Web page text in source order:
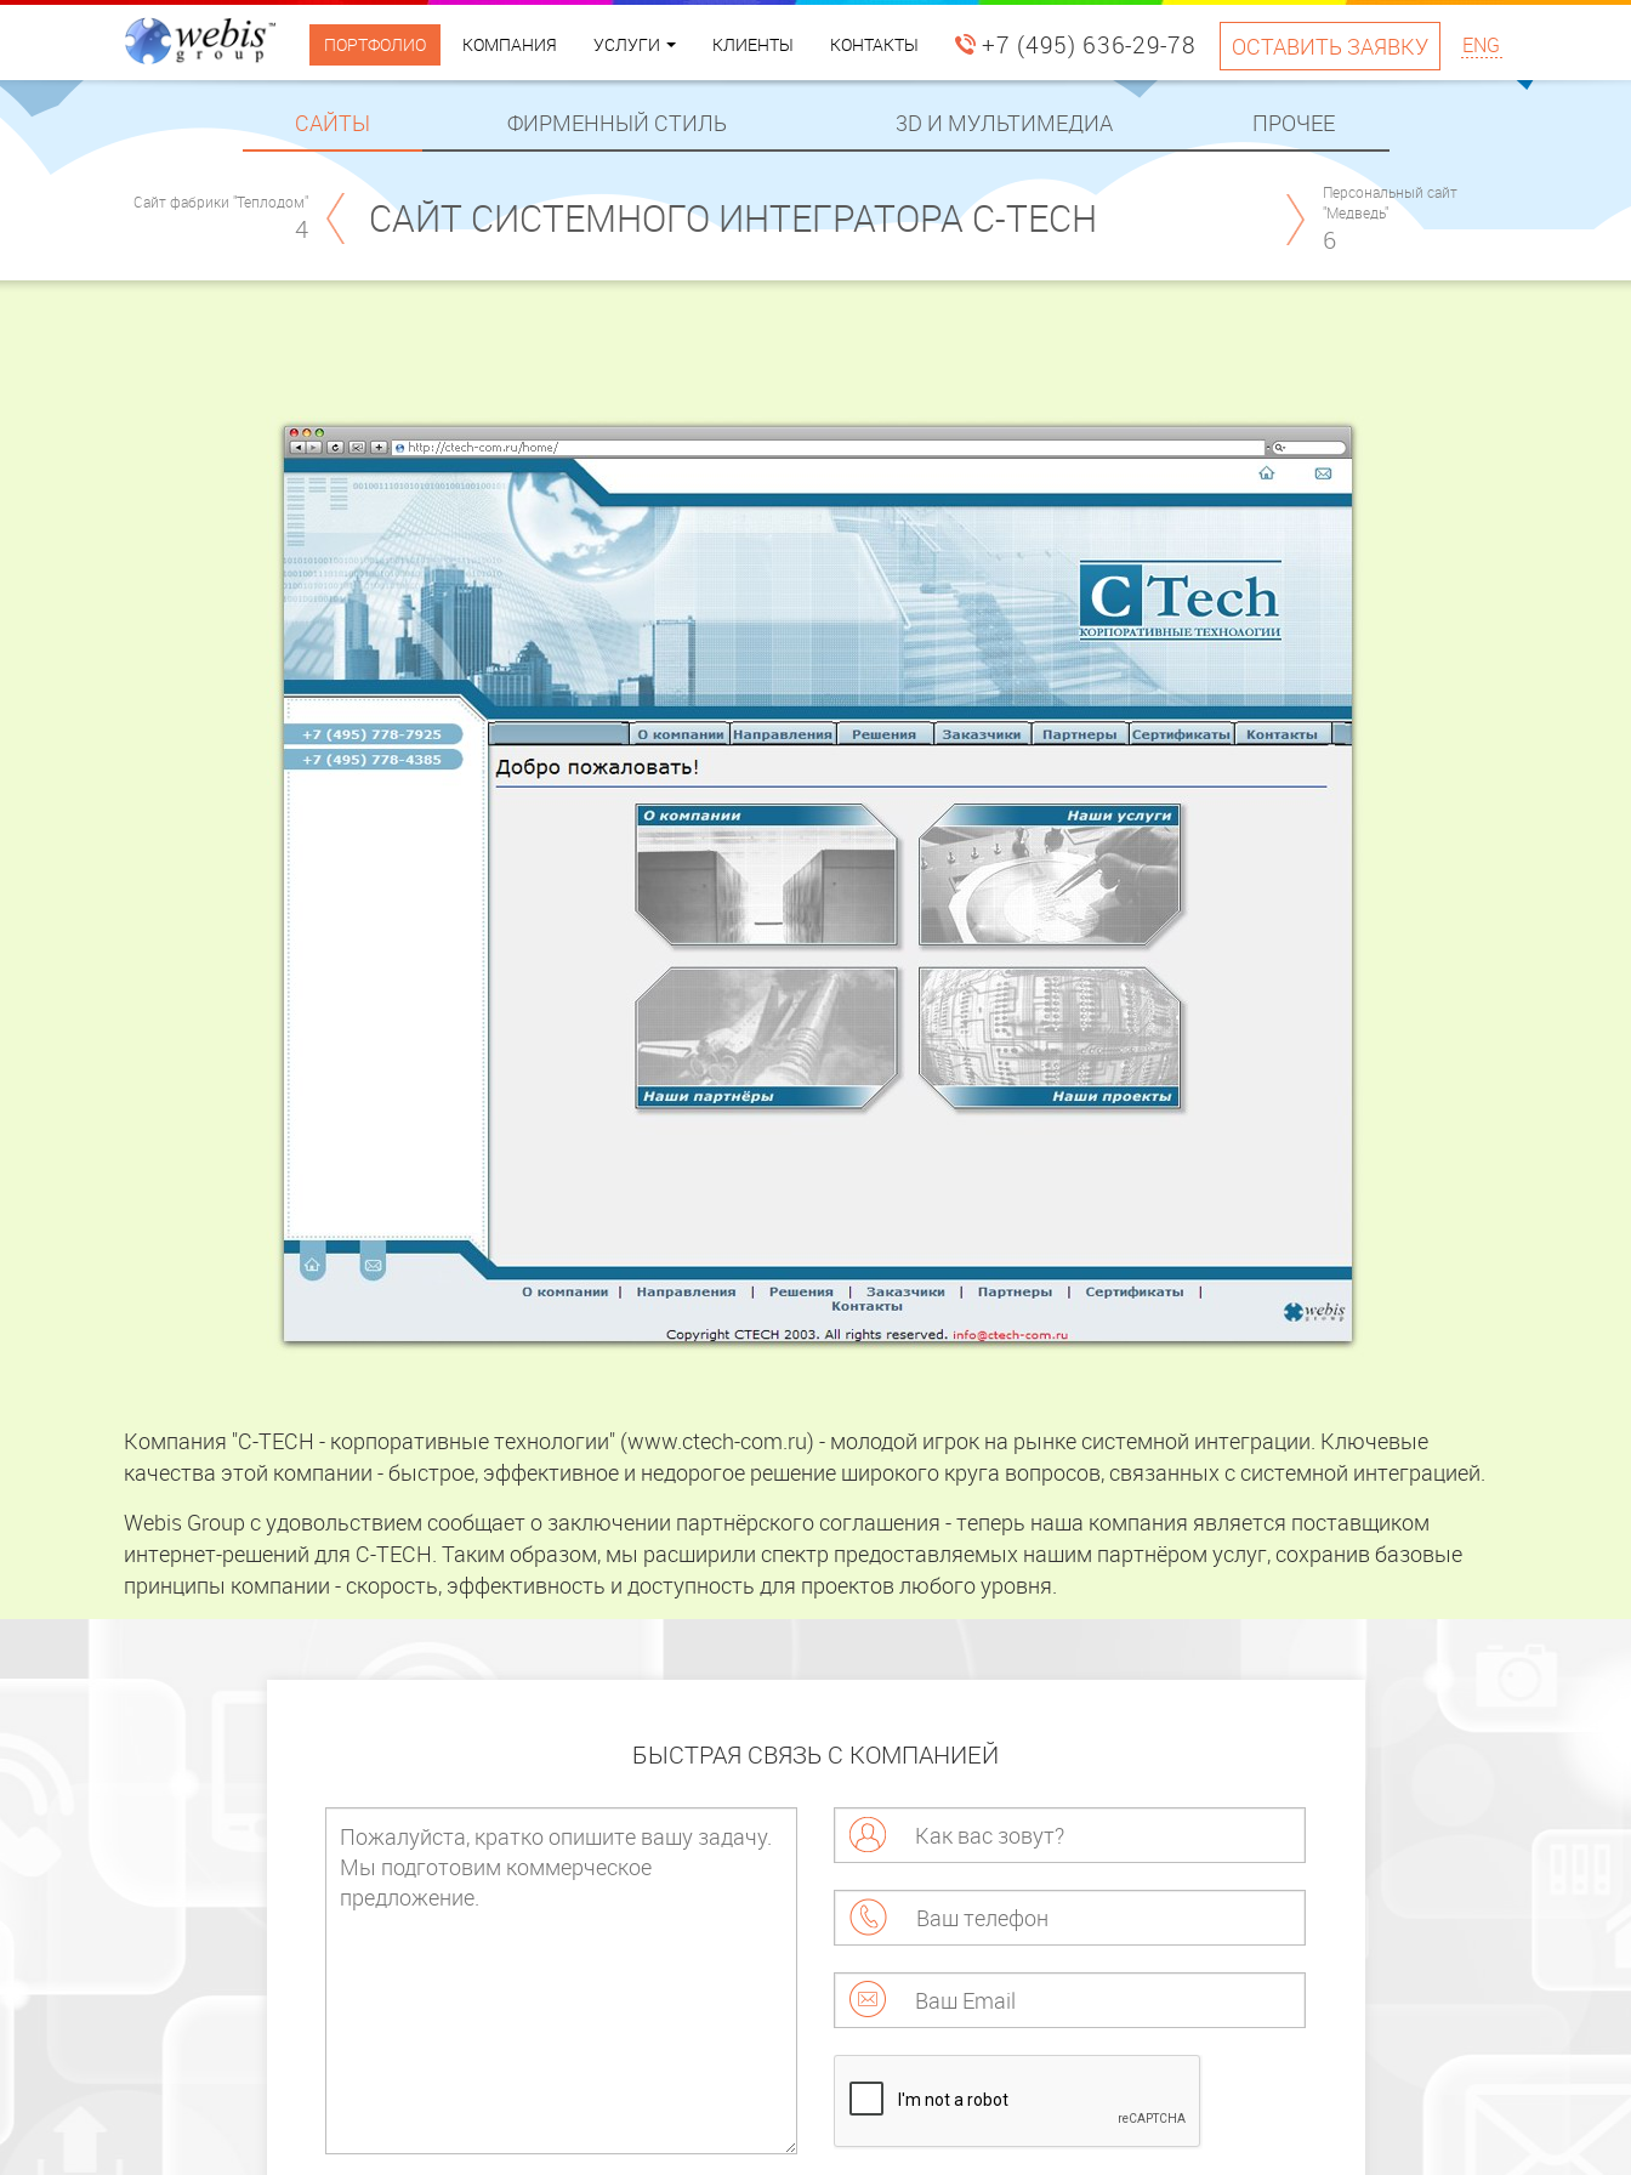
ПОРТФОЛИО КОМПАНИЯ УСЛУГИ КЛИЕНТЫ КОНТАКТЫ +7 (495) 636-29-78 ОСТАВИТЬ ЗАЯВКУ ENG
САЙТЫ ФИРМЕННЫЙ СТИЛЬ 3D И МУЛЬТИМЕДИА ПРОЧЕЕ
Сайт фабрики "Теплодом"
4 САЙТ СИСТЕМНОГО ИНТЕГРАТОРА C-TECH
Персональный сайт
"Медведь"
6
Компания "C-TECH - корпоративные технологии" (www.ctech-com.ru) - молодой игрок на рынке системной интеграции. Ключевые
качества этой компании - быстрое, эффективное и недорогое решение широкого круга вопросов, связанных с системной интеграцией.
Webis Group с удовольствием сообщает о заключении партнёрского соглашения - теперь наша компания является поставщиком
интернет-решений для C-TECH. Таким образом, мы расширили спектр предоставляемых нашим партнёром услуг, сохранив базовые
принципы компании - скорость, эффективность и доступность для проектов любого уровня.
БЫСТРАЯ СВЯЗЬ С КОМПАНИЕЙ